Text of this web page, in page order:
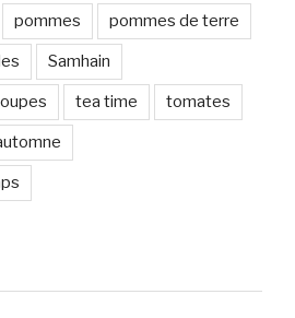
pommes pommes de terre
Samhain
tea time tomates